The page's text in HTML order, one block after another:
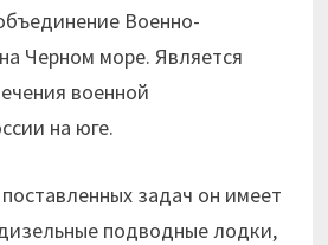
Военно-
Черном море. Является
военной
на юге.
задач он имеет
подводные лодки,